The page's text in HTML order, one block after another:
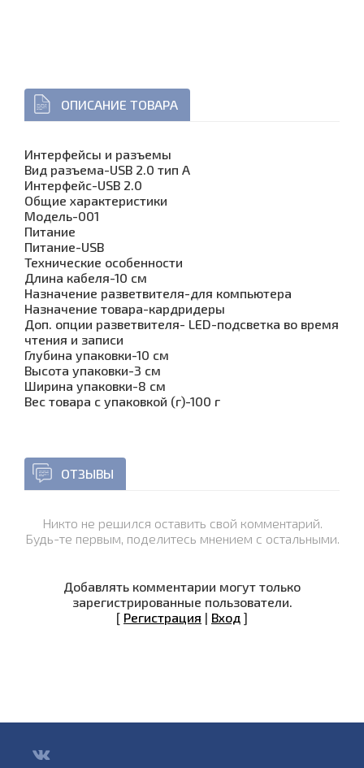
ОПИСАНИЕ ТОВАРА
Интерфейсы и разъемы
Вид разъема-USB 2.0 тип A
Интерфейс-USB 2.0
Общие характеристики
Модель-001
Питание
Питание-USB
Технические особенности
Длина кабеля-10 см
Назначение разветвителя-для компьютера
Назначение товара-кардридеры
Доп. опции разветвителя- LED-подсветка во время
чтения и записи
Глубина упаковки-10 см
Высота упаковки-3 см
Ширина упаковки-8 см
Вес товара с упаковкой (г)-100 г
ОТЗЫВЫ
Никто не решился оставить свой комментарий.
Будь-те первым, поделитесь мнением с остальными.
Добавлять комментарии могут только
зарегистрированные пользователи.
[ Регистрация | Вход ]